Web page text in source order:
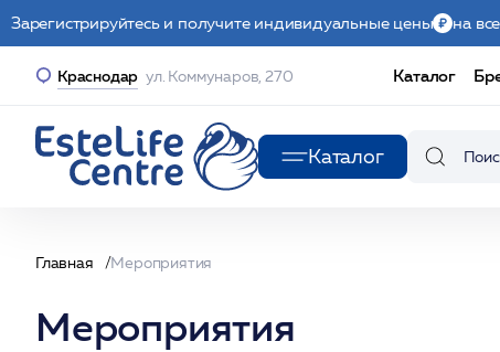
Зарегистрируйтесь и получите индивидуальные цены на
Краснодар ул. Коммунаров, 270 Каталог
Каталог
Главная Мероприятия
Мероприятия